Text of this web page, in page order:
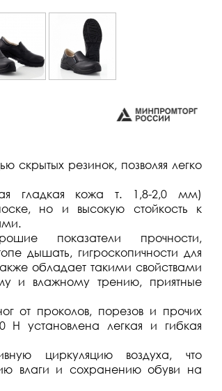
резинок, позволяя легко
гладкая кожа т. 1,8-2,0 мм)
но и высокую стойкость к
показатели прочности,
дышать, гигроскопичности для
обладает такими свойствами
и влажному трению, приятные
от проколов, порезов и прочих
Н установлена легкая и гибкая
циркуляцию воздуха, что
влаги и сохранению обуви на